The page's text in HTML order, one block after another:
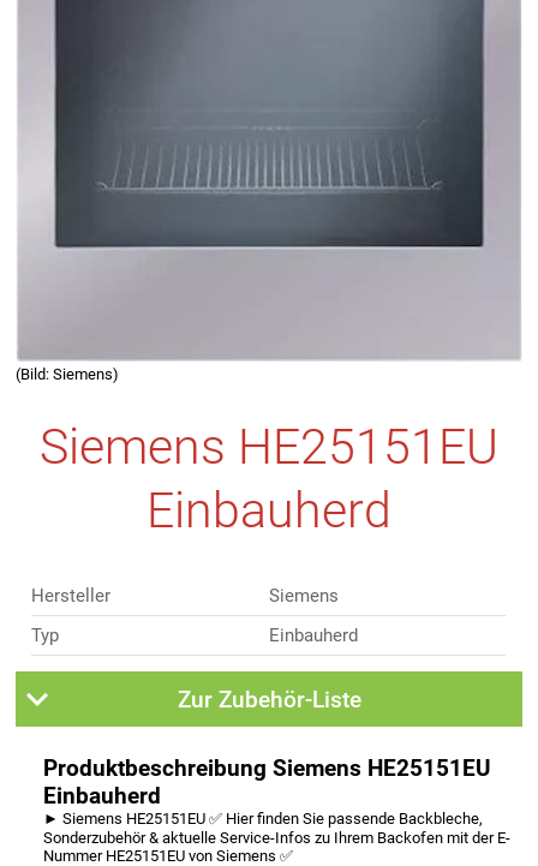
(Bild: Siemens)
Siemens HE25151EU
Einbauherd
Hersteller
Siemens
Typ
Einbauherd
Zur Zubehör-Liste
Produktbeschreibung Siemens HE25151EU
Einbauherd
► Siemens HE25151EU ✅ Hier finden Sie passende Backbleche,
Sonderzubehör & aktuelle Service-Infos zu Ihrem Backofen mit der E-
Nummer HE25151EU von Siemens ✅